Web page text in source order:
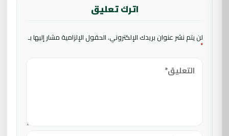
اترك تعليق
لن يتم نشر عنوان بريدك الإلكتروني.الحقول الإلزامية مشار إليها بـ
*